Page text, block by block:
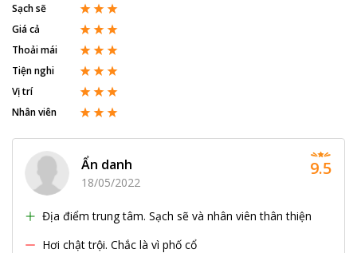
Sạch sẽ
Giá cả
Thoải mái
Tiện nghi
Vị trí
Nhân viên
Ẩn danh
18/05/2022
Địa điểm trung tâm. Sạch sẽ và nhân viên thân thiện
Hơi chật trội. Chắc là vì phố cổ
9.5